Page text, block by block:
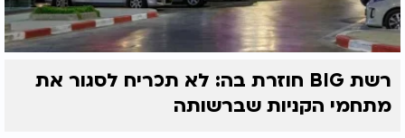
רשת BIG חוזרת בה: לא תכריח לסגור את
מתחמי הקניות שברשותה